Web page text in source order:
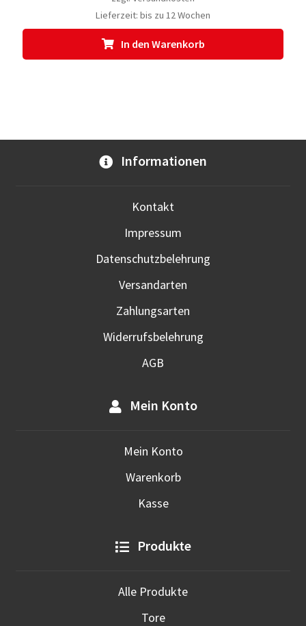
Lieferzeit: bis zu 12 Wochen
In den Warenkorb
Informationen
Kontakt
Impressum
Datenschutzbelehrung
Versandarten
Zahlungsarten
Widerrufsbelehrung
AGB
Mein Konto
Mein Konto
Warenkorb
Kasse
Produkte
Alle Produkte
Tore